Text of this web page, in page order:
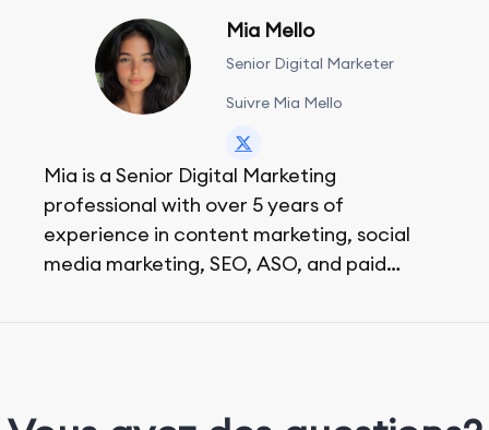
Mia Mello
Senior Digital Marketer
Suivre Mia Mello
Mia is a Senior Digital Marketing
professional with over 5 years of
experience in content marketing, social
media marketing, SEO, ASO, and paid